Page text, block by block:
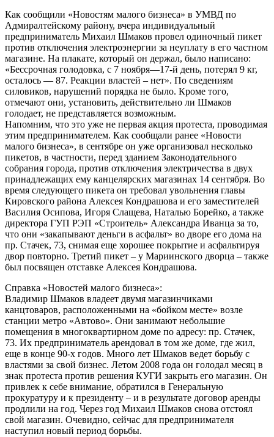
Как сообщили «Новостям малого бизнеса» в УМВД по
Адмиралтейскому району, вчера индивидуальный
предприниматель Михаил Шмаков провел одиночный пикет
против отключения электроэнергии за неуплату в его частном
магазине. На плакате, который он держал, было написано:
«Бессрочная голодовка, с 7 ноября—17-й день, потерял 9 кг,
осталось — 87. Реакции властей – нет». По сведениям
силовиков, нарушений порядка не было. Кроме того,
отмечают они, установить, действительно ли Шмаков
голодает, не представляется возможным.
Напомним, что это уже не первая акция протеста, проводимая
этим предпринимателем. Как сообщали ранее «Новости
малого бизнеса», в сентябре он уже организовал несколько
пикетов, в частности, перед зданием Законодательного
собрания города, против отключения электричества в двух
принадлежащих ему канцелярских магазинах 14 сентября. Во
время следующего пикета он требовал увольнения главы
Кировского района Алексея Кондрашова и его заместителей
Василия Осипова, Игоря Слащева, Наталью Борейко, а также
директора ГУП РЭП «Строитель» Александра Иванца за то,
что они «закапывают деньги в асфальт» во дворе его дома на
пр. Стачек, 73, снимая еще хорошее покрытие и асфальтируя
двор повторно. Третий пикет – у Мариинского дворца – также
был посвящен отставке Алексея Кондрашова.
Справка «Новостей малого бизнеса»:
Владимир Шмаков владеет двумя магазинчиками
канцтоваров, расположенными на «бойком месте» возле
станции метро «Автово». Они занимают небольшие
помещения в многоквартирном доме по адресу: пр. Стачек,
73. Их предприниматель арендовал в том же доме, где жил,
еще в конце 90-х годов. Много лет Шмаков ведет борьбу с
властями за свой бизнес. Летом 2008 года он голодал месяц в
знак протеста против решения КУГИ закрыть его магазин. Он
привлек к себе внимание, обратился в Генеральную
прокуратуру и к президенту – и в результате договор аренды
продлили на год. Через год Михаил Шмаков снова отстоял
свой магазин. Очевидно, сейчас для предпринимателя
наступил новый период борьбы.